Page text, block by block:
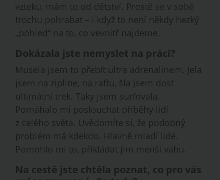
vzteku, mám to od dětství. Prostě se v sobě
trochu pohrabat – i když to není někdy hezký
„pohled“ na to, co vevnitř najdeme.
Dokázala jste nemyslet na práci?
Musela jsem to přebít ultra adrenalinem. Jela
jsem na zipline, na raftu, šla jsem dost
ultimátní trek. Taky jsem surfovala.
Pomáhalo mi poslouchat příběhy lidí
z celého světa. Uvědomíte si, že podobný
problém má kdekdo. Hlavně mladí lidé.
Pomohlo mi to, přikládat jim menší váhu.
Na cestě jste chtěla poznat, co pro vás